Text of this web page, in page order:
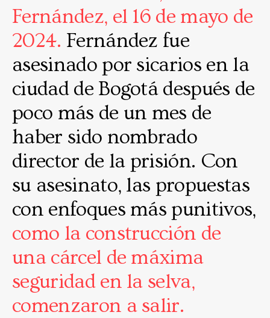
Fernández, el 16 de mayo de
2024. Fernández fue
asesinado por sicarios en la
ciudad de Bogotá después de
poco más de un mes de
haber sido nombrado
director de la prisión. Con
su asesinato, las propuestas
con enfoques más punitivos,
como la construcción de
una cárcel de máxima
seguridad en la selva,
comenzaron a salir.